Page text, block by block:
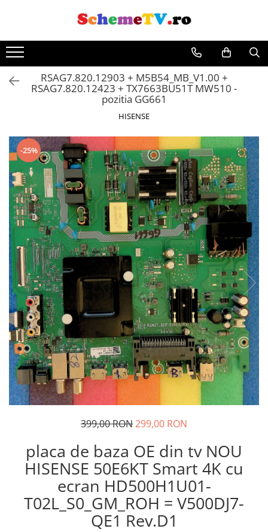
Toate Produsele
Placi de baza
Sursa alimentare
Seturi Benzi LED
Driver LED
Diverse
RSAG7.820.12903 + M5B54_MB_V1.00 +
RSAG7.820.12423 + TX7663BU51T MW510 -
pozitia GG661
HISENSE
-25%
399,00 RON299,00 RON
placa de baza OE din tv NOU
HISENSE 50E6KT Smart 4K cu
ecran HD500H1U01-
T02L_S0_GM_ROH = V500DJ7-
QE1 Rev.D1